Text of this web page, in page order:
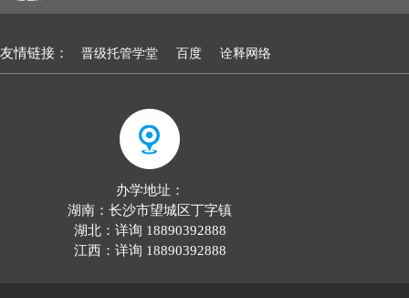
友情链接： 晋级托管学堂 百度 诠释网络
办学地址：
湖南：长沙市望城区丁字镇
湖北：详询 18890392888
江西：详询 18890392888